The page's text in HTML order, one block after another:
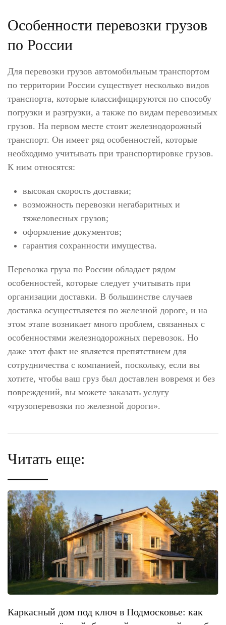
Особенности перевозки грузов
по России
Для перевозки грузов автомобильным транспортом
по территории России существует несколько видов
транспорта, которые классифицируются по способу
погрузки и разгрузки, а также по видам перевозимых
грузов. На первом месте стоит железнодорожный
транспорт. Он имеет ряд особенностей, которые
необходимо учитывать при транспортировке грузов.
К ним относятся:
высокая скорость доставки;
возможность перевозки негабаритных и
тяжеловесных грузов;
оформление документов;
гарантия сохранности имущества.
Перевозка груза по России обладает рядом
особенностей, которые следует учитывать при
организации доставки. В большинстве случаев
доставка осуществляется по железной дороге, и на
этом этапе возникает много проблем, связанных с
особенностями железнодорожных перевозок. Но
даже этот факт не является препятствием для
сотрудничества с компанией, поскольку, если вы
хотите, чтобы ваш груз был доставлен вовремя и без
повреждений, вы можете заказать услугу
«грузоперевозки по железной дороги».
Читать еще:
Каркасный дом под ключ в Подмосковье: как